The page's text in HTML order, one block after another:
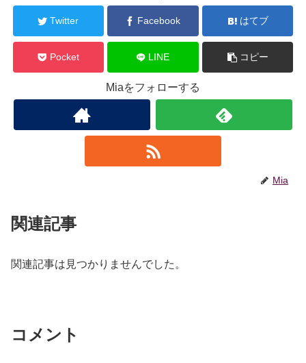
Twitter Facebook はてブ
Pocket LINE コピー
Miaをフォローする
Mia
関連記事
関連記事は見つかりませんでした。
コメント